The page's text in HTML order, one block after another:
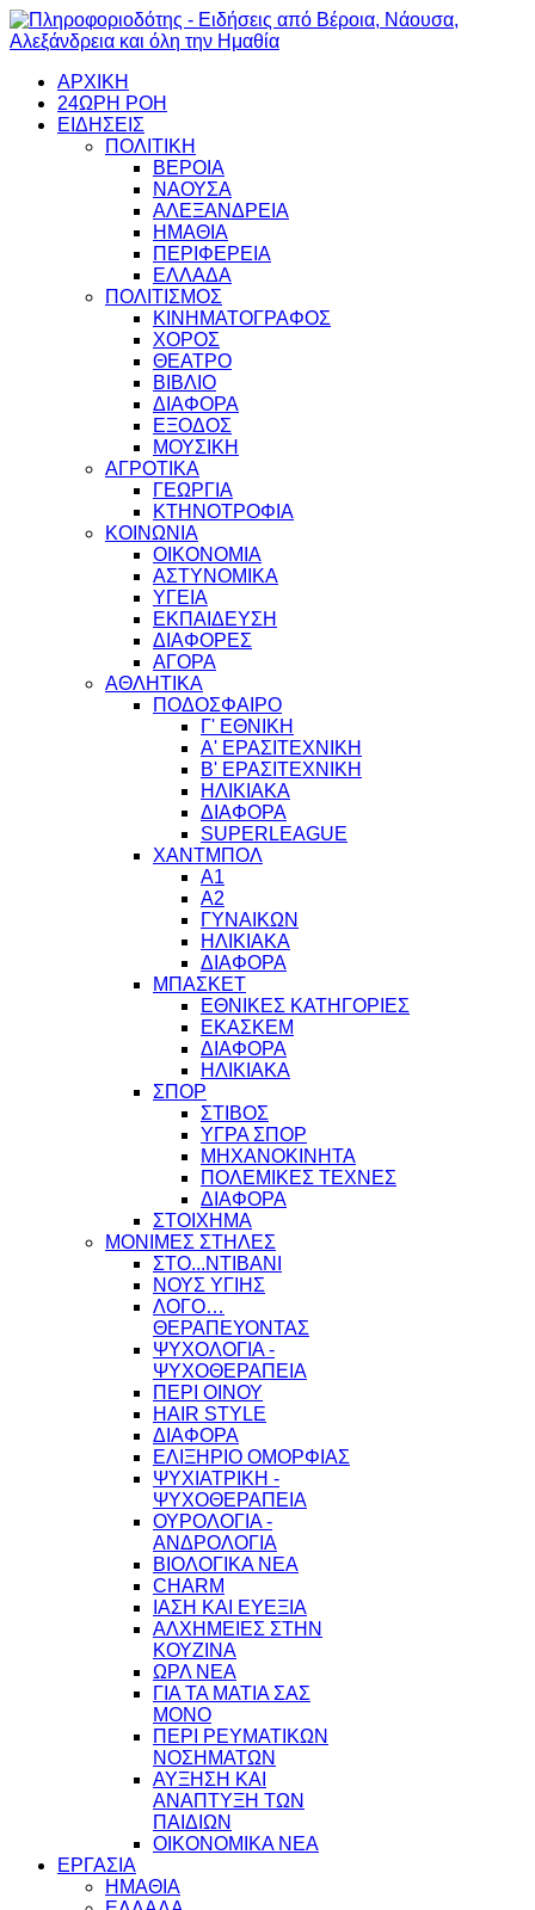
ΑΡΧΙΚΗ
24ΩΡΗ ΡΟΗ
ΕΙΔΗΣΕΙΣ
ΠΟΛΙΤΙΚΗ
ΒΕΡΟΙΑ
ΝΑΟΥΣΑ
ΑΛΕΞΑΝΔΡΕΙΑ
ΗΜΑΘΙΑ
ΠΕΡΙΦΕΡΕΙΑ
ΕΛΛΑΔΑ
ΠΟΛΙΤΙΣΜΟΣ
ΚΙΝΗΜΑΤΟΓΡΑΦΟΣ
ΧΟΡΟΣ
ΘΕΑΤΡΟ
ΒΙΒΛΙΟ
ΔΙΑΦΟΡΑ
ΕΞΟΔΟΣ
ΜΟΥΣΙΚΗ
ΑΓΡΟΤΙΚΑ
ΓΕΩΡΓΙΑ
ΚΤΗΝΟΤΡΟΦΙΑ
ΚΟΙΝΩΝΙΑ
ΟΙΚΟΝΟΜΙΑ
ΑΣΤΥΝΟΜΙΚΑ
ΥΓΕΙΑ
ΕΚΠΑΙΔΕΥΣΗ
ΔΙΑΦΟΡΕΣ
ΑΓΟΡΑ
ΑΘΛΗΤΙΚΑ
ΠΟΔΟΣΦΑΙΡΟ
Γ' ΕΘΝΙΚΗ
Α' ΕΡΑΣΙΤΕΧΝΙΚΗ
Β' ΕΡΑΣΙΤΕΧΝΙΚΗ
ΗΛΙΚΙΑΚΑ
ΔΙΑΦΟΡΑ
SUPERLEAGUE
ΧΑΝΤΜΠΟΛ
Α1
Α2
ΓΥΝΑΙΚΩΝ
ΗΛΙΚΙΑΚΑ
ΔΙΑΦΟΡΑ
ΜΠΑΣΚΕΤ
ΕΘΝΙΚΕΣ ΚΑΤΗΓΟΡΙΕΣ
ΕΚΑΣΚΕΜ
ΔΙΑΦΟΡΑ
ΗΛΙΚΙΑΚΑ
ΣΠΟΡ
ΣΤΙΒΟΣ
ΥΓΡΑ ΣΠΟΡ
ΜΗΧΑΝΟΚΙΝΗΤΑ
ΠΟΛΕΜΙΚΕΣ ΤΕΧΝΕΣ
ΔΙΑΦΟΡΑ
ΣΤΟΙΧΗΜΑ
ΜΟΝΙΜΕΣ ΣΤΗΛΕΣ
ΣΤΟ...ΝΤΙΒΑΝΙ
ΝΟΥΣ ΥΓΙΗΣ
ΛΟΓΟ…
ΘΕΡΑΠΕΥΟΝΤΑΣ
ΨΥΧΟΛΟΓΙΑ -
ΨΥΧΟΘΕΡΑΠΕΙΑ
ΠΕΡΙ ΟΙΝΟΥ
HAIR STYLE
ΔΙΑΦΟΡΑ
ΕΛΙΞΗΡΙΟ ΟΜΟΡΦΙΑΣ
ΨΥΧΙΑΤΡΙΚΗ -
ΨΥΧΟΘΕΡΑΠΕΙΑ
ΟΥΡΟΛΟΓΙΑ -
ΑΝΔΡΟΛΟΓΙΑ
ΒΙΟΛΟΓΙΚΑ ΝΕΑ
CHARM
ΙΑΣΗ ΚΑΙ ΕΥΕΞΙΑ
ΑΛΧΗΜΕΙΕΣ ΣΤΗΝ
ΚΟΥΖΙΝΑ
ΩΡΛ ΝEA
ΓΙΑ ΤΑ ΜΑΤΙΑ ΣΑΣ
ΜΟΝΟ
ΠΕΡΙ ΡΕΥΜΑΤΙΚΩΝ
ΝΟΣΗΜΑΤΩΝ
ΑΥΞΗΣΗ ΚΑΙ
ΑΝΑΠΤΥΞΗ ΤΩΝ
ΠΑΙΔΙΩΝ
ΟΙΚΟΝΟΜΙΚΑ ΝΕΑ
ΕΡΓΑΣΙΑ
ΗΜΑΘΙΑ